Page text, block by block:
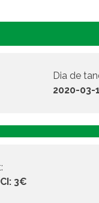
Dia de
2020-03-
3€